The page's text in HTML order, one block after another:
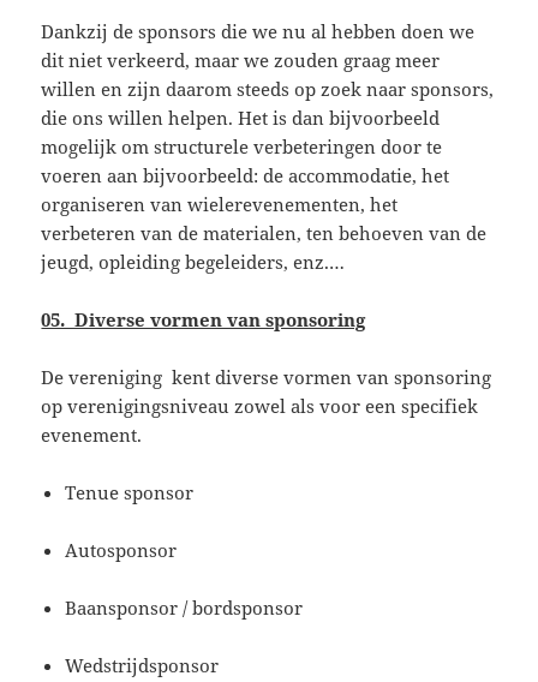
Dankzij de sponsors die we nu al hebben doen we
dit niet verkeerd, maar we zouden graag meer
willen en zijn daarom steeds op zoek naar sponsors,
die ons willen helpen. Het is dan bijvoorbeeld
mogelijk om structurele verbeteringen door te
voeren aan bijvoorbeeld: de accommodatie, het
organiseren van wielerevenementen, het
verbeteren van de materialen, ten behoeven van de
jeugd, opleiding begeleiders, enz.…
05. Diverse vormen van sponsoring
De vereniging kent diverse vormen van sponsoring
op verenigingsniveau zowel als voor een specifiek
evenement.
Tenue sponsor
Autosponsor
Baansponsor / bordsponsor
Wedstrijdsponsor